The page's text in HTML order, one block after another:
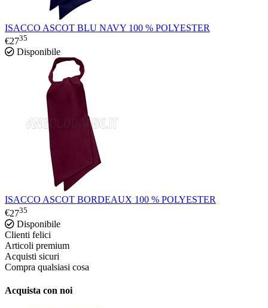
ISACCO ASCOT BLU NAVY 100 % POLYESTER
€2735
Disponibile
ISACCO ASCOT BORDEAUX 100 % POLYESTER
€2735
Disponibile
Clienti felici
Articoli premium
Acquisti sicuri
Compra qualsiasi cosa
Acquista con noi